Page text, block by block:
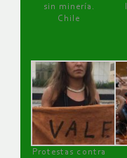
sin minería.
Chile
Protestas contra